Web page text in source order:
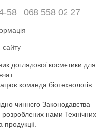
58 068 558 02 27
сайту
доглядової косметики для
команда біотехнологів.
чинного Законодавства
розроблених нами Технічних